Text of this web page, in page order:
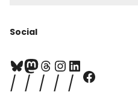
Social